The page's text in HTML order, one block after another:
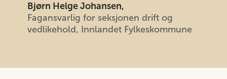
Bjørn Helge Johansen,
Fagansvarlig for seksjonen drift og
vedlikehold, Innlandet Fylkeskommune